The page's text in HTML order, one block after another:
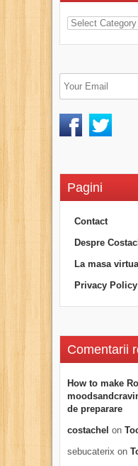
Pagini
Contact
Despre
La masa
Privacy Policy
Comentarii
How to make
de preparare
costachel on
sebucaterix on